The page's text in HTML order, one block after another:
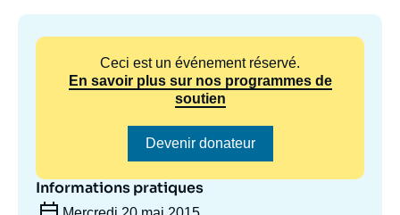
Informations pratiques
Ceci est un événement réservé.
En savoir plus sur nos programmes de
soutien
Devenir donateur